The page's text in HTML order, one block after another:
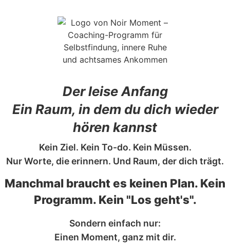
Der leise Anfang
Ein Raum, in dem du dich wieder
hören kannst
Kein Ziel. Kein To-do. Kein Müssen.
Nur Worte, die erinnern. Und Raum, der dich trägt.
Manchmal braucht es keinen Plan. Kein
Programm. Kein "Los geht's".
Sondern einfach nur:
Einen Moment, ganz mit dir.